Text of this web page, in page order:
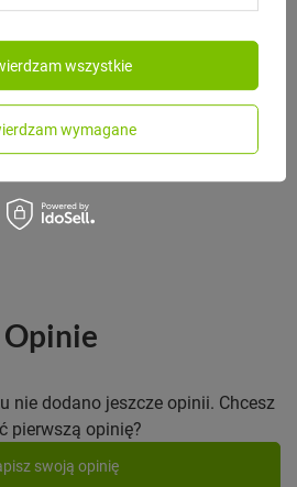
Green
Opinie
nie dodano jeszcze opinii. Chcesz
pierwszą opinię?
swoją opinię
wymagane
wszystkie